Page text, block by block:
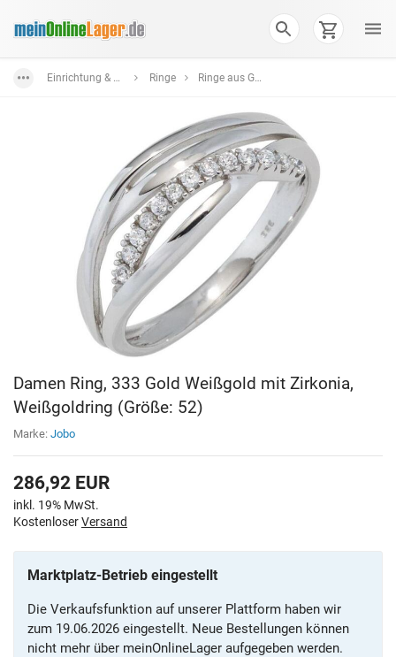
Einrichtung & Wohnaccessoires Ringe Ringe aus Gold
Damen Ring, 333 Gold Weißgold mit Zirkonia,
Weißgoldring (Größe: 52)
Marke: Jobo
286,92 EUR
inkl. 19% MwSt.
KostenloserVersand
Marktplatz-Betrieb eingestellt
Die Verkaufsfunktion auf unserer Plattform haben wir
zum 19.06.2026 eingestellt. Neue Bestellungen können
nicht mehr über meinOnlineLager aufgegeben werden.